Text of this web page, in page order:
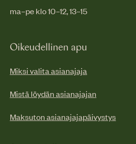
ma–pe klo 10–12, 13–15
Oikeudellinen apu
Miksi valita asianajaja
Mistä löydän asianajajan
Maksuton asianajajapäivystys